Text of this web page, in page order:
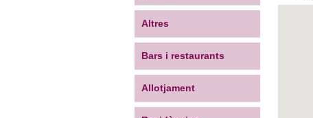
Altres
Bars i restaurants
Allotjament